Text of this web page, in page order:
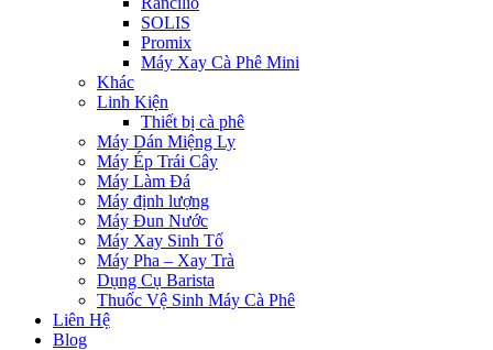
SOLIS
Promix
Máy Xay Cà Phê Mini
Khác
Linh Kiện
Thiết bị cà phê
Máy Dán Miệng Ly
Máy Ép Trái Cây
Máy Làm Đá
Máy định lượng
Máy Đun Nước
Máy Xay Sinh Tố
Máy Pha – Xay Trà
Dụng Cụ Barista
Thuốc Vệ Sinh Máy Cà Phê
Liên Hệ
Blog